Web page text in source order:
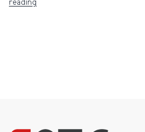
reading